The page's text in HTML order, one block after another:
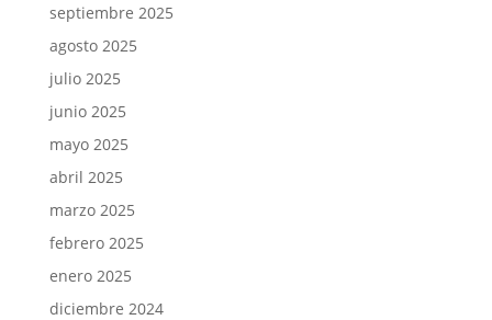
septiembre 2025
agosto 2025
julio 2025
junio 2025
mayo 2025
abril 2025
marzo 2025
febrero 2025
enero 2025
diciembre 2024